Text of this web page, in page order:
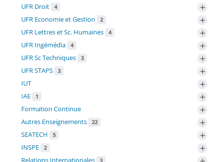
UFR Droit 4 +
UFR Economie et Gestion 2 +
UFR Lettres et Sc. Humaines 4 +
UFR Ingémédia 4 +
UFR Sc Techniques 3 +
UFR STAPS 3 +
IUT +
IAE 1 +
Formation Continue +
Autres Enseignements 22 +
SEATECH 5 +
INSPE 2 +
Relations Internationales 3